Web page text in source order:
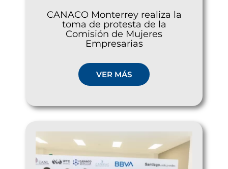
CANACO Monterrey realiza la
toma de protesta de la
Comisión de Mujeres
Empresarias
VER MÁS